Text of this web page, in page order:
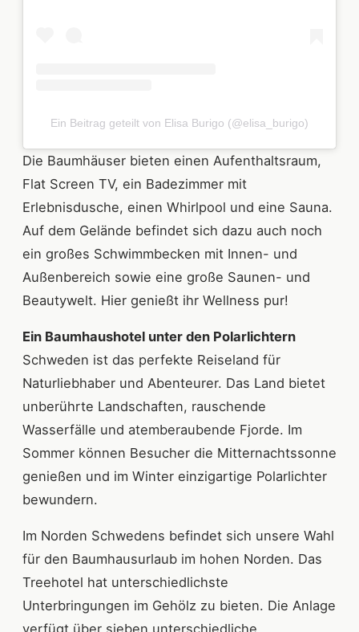
Ein Beitrag geteilt von Elisa Burigo (@elisa_burigo)
Die Baumhäuser bieten einen Aufenthaltsraum,
Flat Screen TV, ein Badezimmer mit
Erlebnisdusche, einen Whirlpool und eine Sauna.
Auf dem Gelände befindet sich dazu auch noch
ein großes Schwimmbecken mit Innen- und
Außenbereich sowie eine große Saunen- und
Beautywelt. Hier genießt ihr Wellness pur!
Ein Baumhaushotel unter den Polarlichtern
Schweden ist das perfekte Reiseland für
Naturliebhaber und Abenteurer. Das Land bietet
unberührte Landschaften, rauschende
Wasserfälle und atemberaubende Fjorde. Im
Sommer können Besucher die Mitternachtssonne
genießen und im Winter einzigartige Polarlichter
bewundern.
Im Norden Schwedens befindet sich unsere Wahl
für den Baumhausurlaub im hohen Norden. Das
Treehotel hat unterschiedlichste
Unterbringungen im Gehölz zu bieten. Die Anlage
verfügt über sieben unterschiedliche